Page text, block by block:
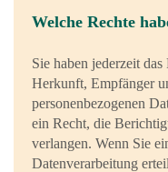
Welche Rechte
Sie haben jederzeit
Herkunft, Empfänger
personenbezogenen
ein Recht, die
verlangen. Wenn Sie
Datenverarbeitung